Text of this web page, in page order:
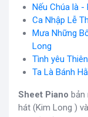
Nếu Chúa là -
Ca Nhập Lễ
Mưa Những
Long
Tình yêu
Ta Là Bánh
Sheet Piano bản
hát (Kim Long )